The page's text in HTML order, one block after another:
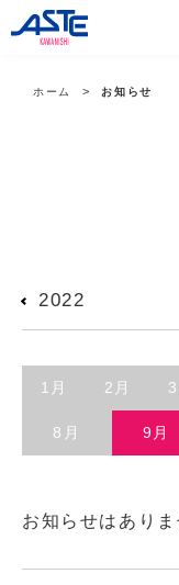
ホーム お知らせ
2022
1月 2月
8月 9月
お知らせはありま